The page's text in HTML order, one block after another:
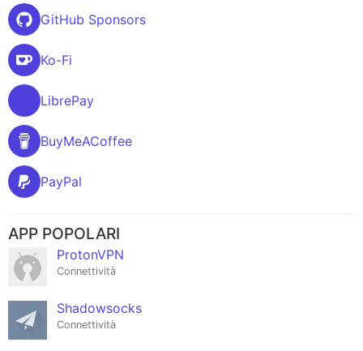
GitHub Sponsors
Ko-Fi
LibrePay
BuyMeACoffee
PayPal
APP POPOLARI
ProtonVPN
Connettività
Shadowsocks
Connettività